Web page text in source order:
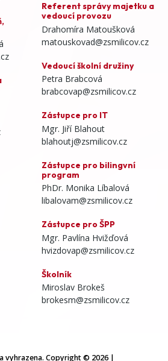
Referent správy majetku a
vedoucí provozu
Drahomíra Matoušková
matouskovad@zsmilicov.cz
Vedoucí školní družiny
Petra Brabcová
brabcovap@zsmilicov.cz
Zástupce pro IT
Mgr. Jiří Blahout
blahoutj@zsmilicov.cz
Zástupce pro bilingvní
program
PhDr. Monika Líbalová
libalovam@zsmilicov.cz
Zástupce pro ŠPP
Mgr. Pavlína Hvižďová
hvizdovap@zsmilicov.cz
Školník
Miroslav Brokeš
brokesm@zsmilicov.cz
vyhrazena. Copyright © 2026 |